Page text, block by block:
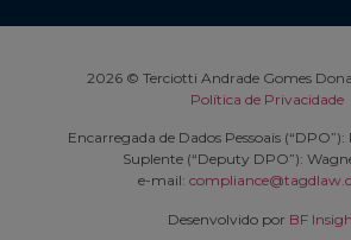
2026 © Terciotti Andrade Gomes
Política de Privacidade
Encarregada de Dados Pessoais
Suplente (“Deputy DPO”):
e-mail:
Desenvolvido por BF